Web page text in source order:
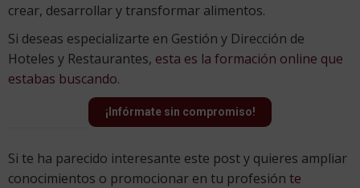
crear, desarrollar y transformar alimentos.
Si deseas especializarte en Gestión y Dirección de
Hoteles y Restaurantes, esta es la formación online que
estabas buscando.
¡Infórmate sin compromiso!
Si te ha parecido interesante este post y quieres ampliar
conocimientos o promocionar en tu profesión te